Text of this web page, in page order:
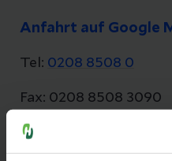
Anfahrt auf Google
Tel: 0208 8508 0
Fax: 0208 8508 3090
E-Mail senden